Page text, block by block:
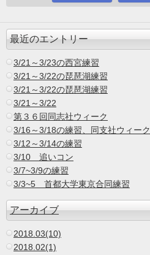
最近のエントリー
3/21～3/23の西宮練習
3/21～3/22の琵琶湖練習
3/21～3/22の琵琶湖練習
3/21～3/22
第３６回同志社ウィーク
3/16～3/18の練習、同支社ウィーク
3/12～3/14の練習
3/10 追いコン
3/7~3/9の練習
3/3~5 首都大学東京合同練習
アーカイブ
2018.03(10)
2018.02(1)